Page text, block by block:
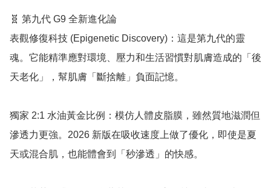
🧬 第九代 G9 全新進化論
表觀修復科技 (Epigenetic Discovery)：這是第九代的靈
魂。它能精準應對環境、壓力和生活習慣對肌膚造成的「後
天老化」，幫肌膚「斷捨離」負面記憶。
獨家 2:1 水油黃金比例：模仿人體皮脂膜，雖然質地滋潤但
滲透力更強。2026 新版在吸收速度上做了優化，即使是夏
天或混合肌，也能體會到「秒滲透」的快感。